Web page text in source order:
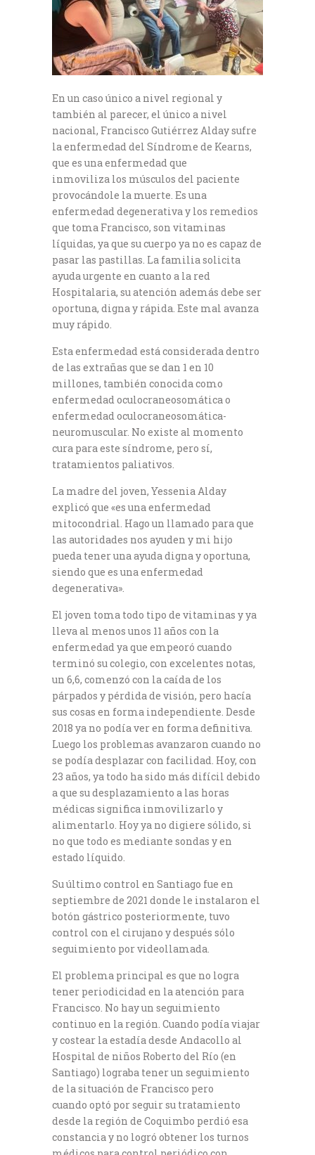
En un caso único a nivel regional y
también al parecer, el único a nivel
nacional, Francisco Gutiérrez Alday sufre
la enfermedad del Síndrome de Kearns,
que es una enfermedad que
inmoviliza los músculos del paciente
provocándole la muerte. Es una
enfermedad degenerativa y los remedios
que toma Francisco, son vitaminas
líquidas, ya que su cuerpo ya no es capaz de
pasar las pastillas. La familia solicita
ayuda urgente en cuanto a la red
Hospitalaria, su atención además debe ser
oportuna, digna y rápida. Este mal avanza
muy rápido.
Esta enfermedad está considerada dentro
de las extrañas que se dan 1 en 10
millones, también conocida como
enfermedad oculocraneosomática o
enfermedad oculocraneosomática-
neuromuscular. No existe al momento
cura para este síndrome, pero sí,
tratamientos paliativos.
La madre del joven, Yessenia Alday
explicó que «es una enfermedad
mitocondrial. Hago un llamado para que
las autoridades nos ayuden y mi hijo
pueda tener una ayuda digna y oportuna,
siendo que es una enfermedad
degenerativa».
El joven toma todo tipo de vitaminas y ya
lleva al menos unos 11 años con la
enfermedad ya que empeoró cuando
terminó su colegio, con excelentes notas,
un 6,6, comenzó con la caída de los
párpados y pérdida de visión, pero hacía
sus cosas en forma independiente. Desde
2018 ya no podía ver en forma definitiva.
Luego los problemas avanzaron cuando no
se podía desplazar con facilidad. Hoy, con
23 años, ya todo ha sido más difícil debido
a que su desplazamiento a las horas
médicas significa inmovilizarlo y
alimentarlo. Hoy ya no digiere sólido, si
no que todo es mediante sondas y en
estado líquido.
Su último control en Santiago fue en
septiembre de 2021 donde le instalaron el
botón gástrico posteriormente, tuvo
control con el cirujano y después sólo
seguimiento por videollamada.
El problema principal es que no logra
tener periodicidad en la atención para
Francisco. No hay un seguimiento
continuo en la región. Cuando podía viajar
y costear la estadía desde Andacollo al
Hospital de niños Roberto del Río (en
Santiago) lograba tener un seguimiento
de la situación de Francisco pero
cuando optó por seguir su tratamiento
desde la región de Coquimbo perdió esa
constancia y no logró obtener los turnos